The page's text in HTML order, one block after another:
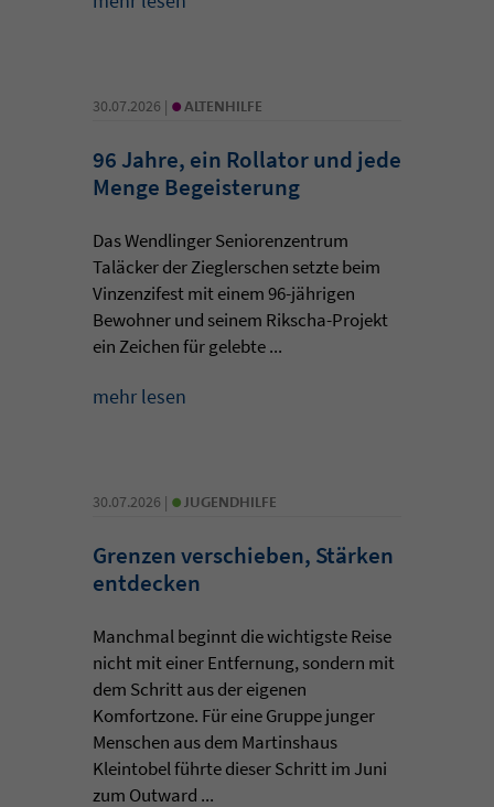
30.07.2026 | • ALTENHILFE
96 Jahre, ein Rollator und jede
Menge Begeisterung
Das Wendlinger Seniorenzentrum
Taläcker der Zieglerschen setzte beim
Vinzenzifest mit einem 96-jährigen
Bewohner und seinem Rikscha-Projekt
ein Zeichen für gelebte ...
mehr lesen
30.07.2026 | • JUGENDHILFE
Grenzen verschieben, Stärken
entdecken
Manchmal beginnt die wichtigste Reise
nicht mit einer Entfernung, sondern mit
dem Schritt aus der eigenen
Komfortzone. Für eine Gruppe junger
Menschen aus dem Martinshaus
Kleintobel führte dieser Schritt im Juni
zum Outward ...